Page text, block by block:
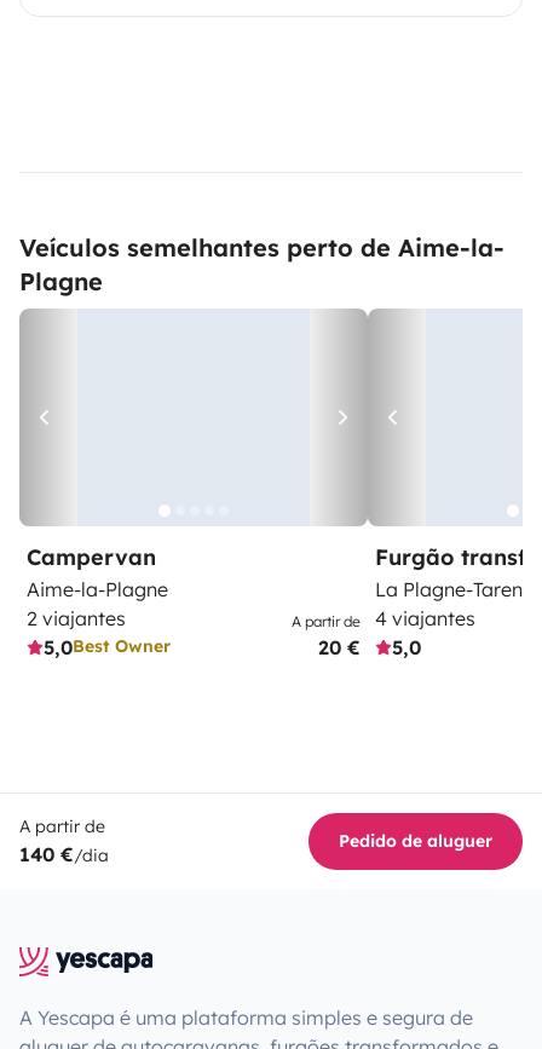
Veículos semelhantes perto de Aime-la-
Plagne
Campervan
Aime-la-Plagne
2 viajantes
5,0Best Owner
A partir de
20 €
Furgão
La Plagne-
4 viajantes
5,0
A partir de
140 €/dia
Pedido de aluguer
A Yescapa é uma plataforma simples e segura de